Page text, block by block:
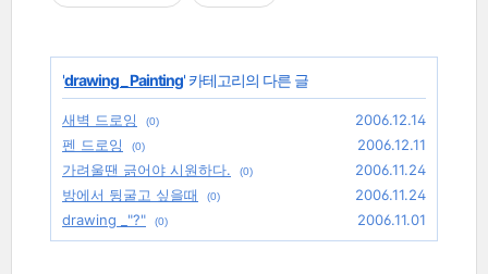
'drawing _ Painting' 카테고리의 다른 글
새벽 드로잉 (0)
2006.12.14
펜 드로잉
(0)
2006.12.11
가려울땐 긁어야 시원하다.
(0)
2006.11.24
방에서 뒹굴고 싶을때
(0)
2006.11.24
drawing _"?"
(0) 2006.11.01